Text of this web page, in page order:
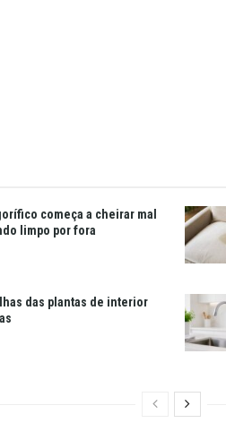
começa a cheirar mal
limpo por fora
das plantas de interior